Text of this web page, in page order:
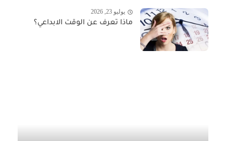
يوليو 23, 2026
ماذا تعرف عن الوقت الابداعي؟